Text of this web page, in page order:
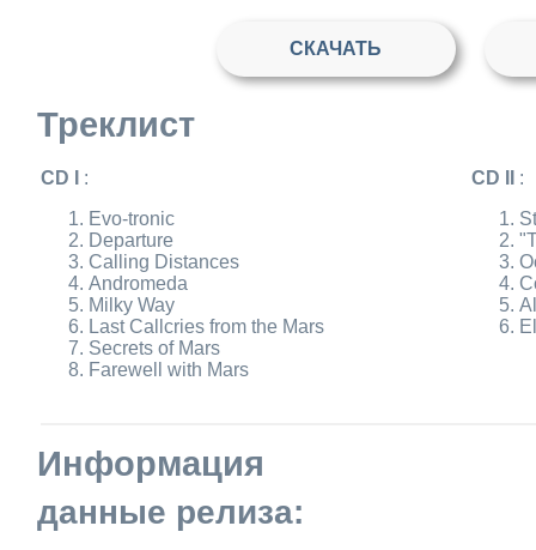
СКАЧАТЬ
Треклист
CD I
:
Evo-tronic
Departure
Calling Distances
Andromeda
Milky Way
Last Callcries from the Mars
Secrets of Mars
Farewell with Mars
CD II
:
Информация
данные релиза: